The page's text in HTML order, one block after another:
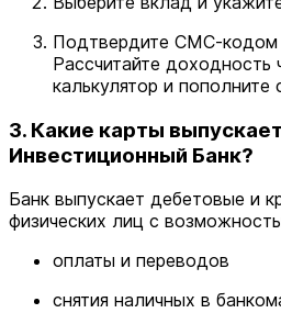
Подтвердите СМС-кодом
Рассчитайте доходность
калькулятор и пополните
3. Какие карты
Инвестиционный Банк?
Банк выпускает дебетовые и
физических лиц с
оплаты и переводов
снятия наличных в